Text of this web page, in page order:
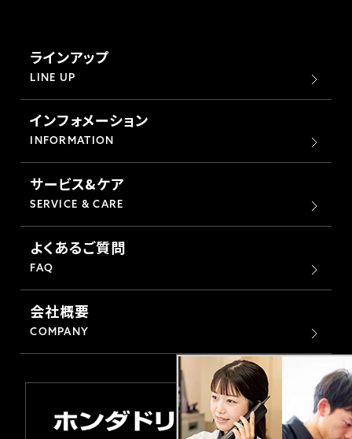
ラインアップ
LINE UP
インフォメーション
INFORMATION
サービス&ケア
SERVICE & CARE
よくあるご質問
FAQ
会社概要
COMPANY
埼玉県
ホンダドリーム ふかや花園
ホンダドリーム 鴻巣
ホンダドリーム 所沢
ホンダドリーム 大宮
ホンダドリーム 狭山
ホンダドリーム 東浦和
ホンダドリーム 奈良